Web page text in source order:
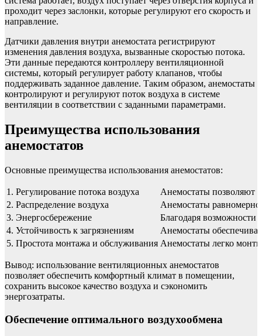
проходит через заслонки, которые регулируют его скорость и
направление.
Датчики давления внутри анемостата регистрируют
изменения давления воздуха, вызванные скоростью потока.
Эти данные передаются контроллеру вентиляционной
системы, который регулирует работу клапанов, чтобы
поддерживать заданное давление. Таким образом, анемостаты
контролируют и регулируют поток воздуха в системе
вентиляции в соответствии с заданными параметрами.
Преимущества использования
анемостатов
Основные преимущества использования анемостатов:
1. Регулирование потока воздуха
Анемостаты позволяют
2. Распределение воздуха
Анемостаты равномерно
3. Энергосбережение
Благодаря возможности
4. Устойчивость к загрязнениям
Анемостаты
5. Простота монтажа и обслуживания Анемостаты легко
Вывод: использование вентиляционных анемостатов
позволяет обеспечить комфортный климат в помещении,
сохранить высокое качество воздуха и сэкономить
энергозатраты.
Обеспечение оптимального воздухообмена